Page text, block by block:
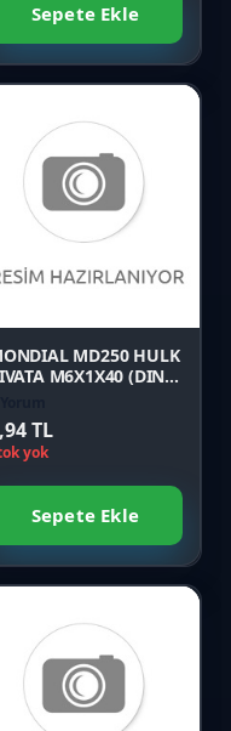
Sepete Ekle
Favori
Karşılaştır
MD250 HULK
M6X1X40 (DIN
TL
yok
Sepete Ekle
Favori